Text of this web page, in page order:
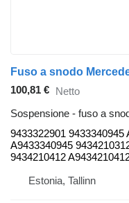
100,81 € Netto
Sospensione - fuso a
9433322901 9433340945
A9433340945
9434210412
Estonia, Tallinn